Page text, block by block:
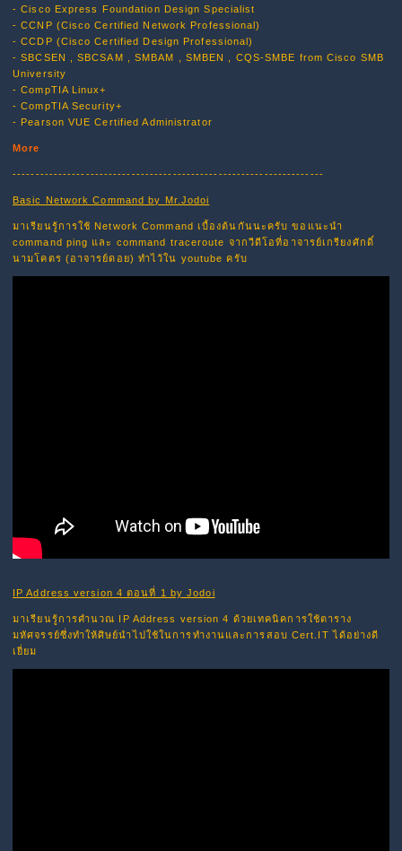
- Cisco Express Foundation Design Specialist
- CCNP (Cisco Certified Network Professional)
- CCDP (Cisco Certified Design Professional)
- SBCSEN , SBCSAM , SMBAM , SMBEN , CQS-SMBE from Cisco SMB
University
- CompTIA Linux+
- CompTIA Security+
- Pearson VUE Certified Administrator
More
--------------------------------------------------------------------
Basic Network Command by Mr.Jodoi
มาเรียนรู้การใช้ Network Command เบื้องต้นกันนะครับ ขอแนะนำ
command ping และ command traceroute จากวีดีโอที่อาจารย์เกรียงศักดิ์
นามโคตร (อาจารย์ดอย) ทำไว้ใน youtube ครับ
IP Address version 4 ตอนที่ 1 by Jodoi
มาเรียนรู้การคำนวณ IP Address version 4 ด้วยเทคนิคการใช้ตาราง
มหัศจรรย์ซึ่งทำให้ศิษย์นำไปใช้ในการทำงานและการสอบ Cert.IT ได้อย่างดี
เยี่ยม